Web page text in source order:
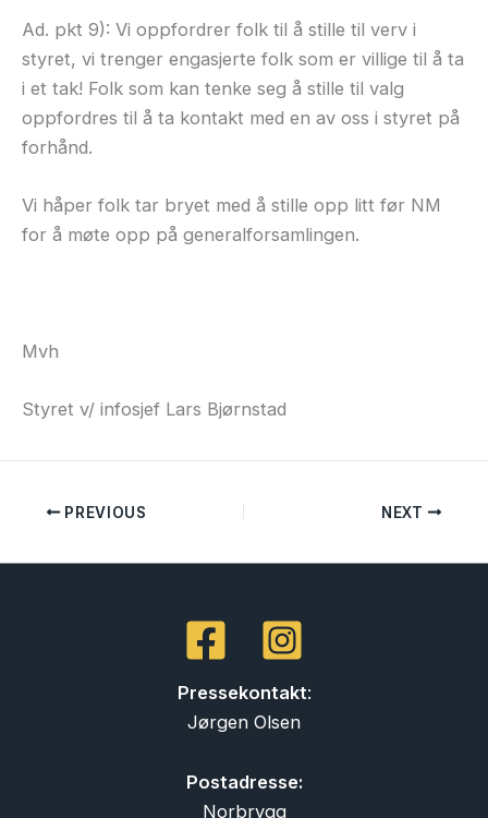
Ad. pkt 9): Vi oppfordrer folk til å stille til verv i
styret, vi trenger engasjerte folk som er villige til å ta
i et tak! Folk som kan tenke seg å stille til valg
oppfordres til å ta kontakt med en av oss i styret på
forhånd.
Vi håper folk tar bryet med å stille opp litt før NM
for å møte opp på generalforsamlingen.
Mvh
Styret v/ infosjef Lars Bjørnstad
PREVIOUS NEXT
Pressekontakt:
Jørgen Olsen
Postadresse:
Norbrygg